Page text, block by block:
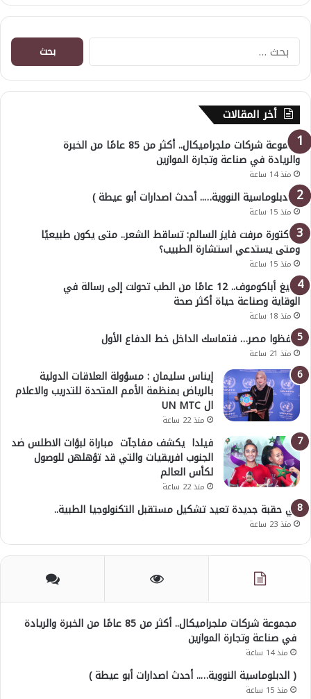
البحث
عن:
أخر المقالات
مجموعة شركات ملجراميكال.. أكثر من 85 عامًا من الخبرة
والريادة في صناعة وتجارة الموازين
منذ 14 ساعة
( الدبلوماسية النووية….. أحدث اصدارات أبو عيطة )
منذ 15 ساعة
الدكتورة مرفت فايز السالم: تساقط الشعر.. متى يكون طبيعيًا
ومتى يستدعي استشارة الطبيب؟
منذ 15 ساعة
أوليغ أباكوموف.. 12 عامًا من الطب تحولت إلى رسالة في
الوقاية وصناعة حياة أكثر صحة
منذ 18 ساعة
احفظوا مصر… فتماسك الداخل خط الدفاع الأول
منذ 21 ساعة
إيناس سليمان : مسؤولة العلاقات الدولية
بالرياض بمنظمة الأمم المتحدة للتدريب والاعلام
ال UN MTC
منذ 22 ساعة
فيلدا يكشف مفاجآت مباراة لبؤات الاطلس ضد
الجنوب افريقيات والتي قد تؤهلهن للوصول
لكأس العالم
منذ 22 ساعة
في حقبة جديدة تعيد تشكيل مستقبل التكنولوجيا الطبية..
منذ 23 ساعة
مجموعة شركات ملجراميكال.. أكثر من 85 عامًا من الخبرة والريادة
في صناعة وتجارة الموازين
منذ 14 ساعة
( الدبلوماسية النووية….. أحدث اصدارات أبو عيطة )
منذ 15 ساعة